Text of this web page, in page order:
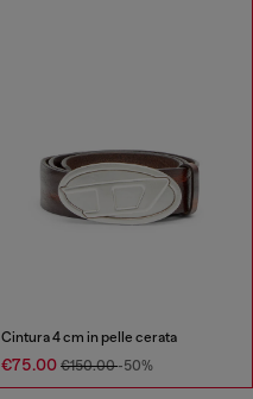
Cintura 4 cm in pelle cerata
€75.00 €150.00-50%